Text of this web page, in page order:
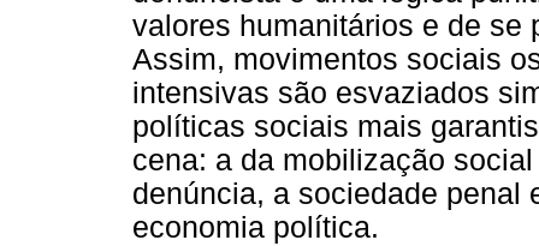
valores humanitários e de se
Assim, movimentos sociais
intensivas são esvaziados
políticas sociais mais
cena: a da mobilização
denúncia, a sociedade penal
economia política.